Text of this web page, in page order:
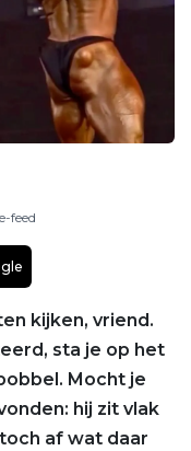
feed
kijken, vriend.
sta je op het
Mocht je
hij zit vlak
af wat daar